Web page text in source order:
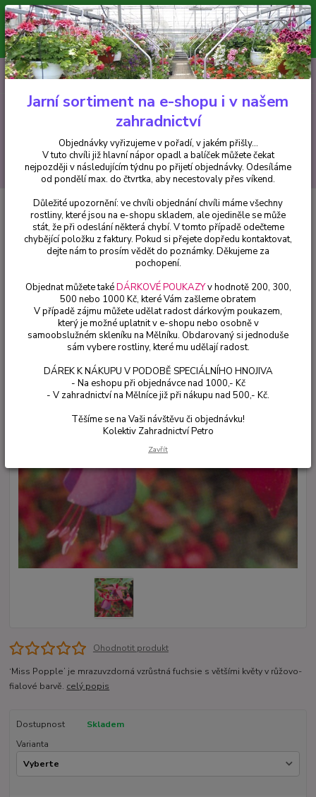
Minimální hodnota pro odeslání z e-shopu je 300 Kč.
V tuto chvíli již hlavní nápor objednávek opadl a balíček můžete čekat
nejpozději v následujícím týdnu po přijetí objednávky. Objednávky
vyřizujeme v pořadí, v jakém přišly...
CZK
Hledat
+420 602 223 614 0ks
za0 Kč
Fuchsie Miss Popple Fuchsie-mrazuvzdorná
Miss Popple Fuchsie-
mrazuvzdorná
Ohodnotit produkt
‘Miss Popple’ je mrazuvzdorná vzrůstná fuchsie s většími květy v růžovo-
fialové barvě. celý popis
Dostupnost
Skladem
Varianta
Jarní sortiment na e-shopu i v našem
zahradnictví
Objednávky vyřizujeme v pořadí, v jakém přišly...
V tuto chvíli již hlavní nápor opadl a balíček můžete čekat
nejpozději v následujícím týdnu po přijetí objednávky. Odesíláme
od pondělí max. do čtvrtka, aby necestovaly přes víkend.
Důležité upozornění: ve chvíli objednání chvíli máme všechny
rostliny, které jsou na e-shopu skladem, ale ojediněle se může
stát, že při odeslání některá chybí. V tomto případě odečteme
chybějící položku z faktury. Pokud si přejete dopředu kontaktovat,
dejte nám to prosím vědět do poznámky. Děkujeme za
pochopení.
Objednat můžete takéDÁRKOVÉ POUKAZYv hodnotě 200, 300,
500 nebo 1000 Kč, které Vám zašleme obratem
V případě zájmu můžete udělat radost dárkovým poukazem,
který je možné uplatnit v e-shopu nebo osobně v
samoobslužném skleníku na Mělníku. Obdarovaný si jednoduše
sám vybere rostliny, které mu udělají radost.
DÁREK K NÁKUPU V PODOBĚ SPECIÁLNÍHO HNOJIVA
- Na eshopu při objednávce nad 1000,- Kč
- V zahradnictví na Mělníce již při nákupu nad 500,- Kč.
Těšíme se na Vaši návštěvu či objednávku!
Kolektiv Zahradnictví Petro
Zavřít